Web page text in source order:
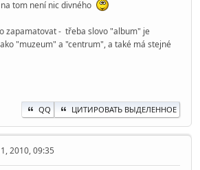
tom není nic divného
zapamatovat - třeba slovo "album" je
"muzeum" a "centrum", a také má stejné
QQ ЦИТИРОВАТЬ ВЫДЕЛЕННОЕ
2010, 09:35